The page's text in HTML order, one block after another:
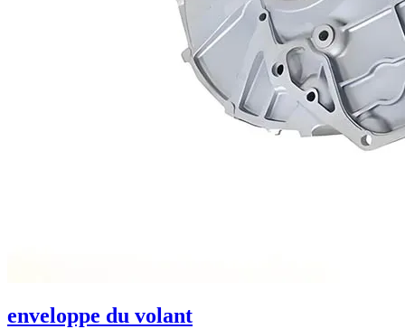
enveloppe du volant